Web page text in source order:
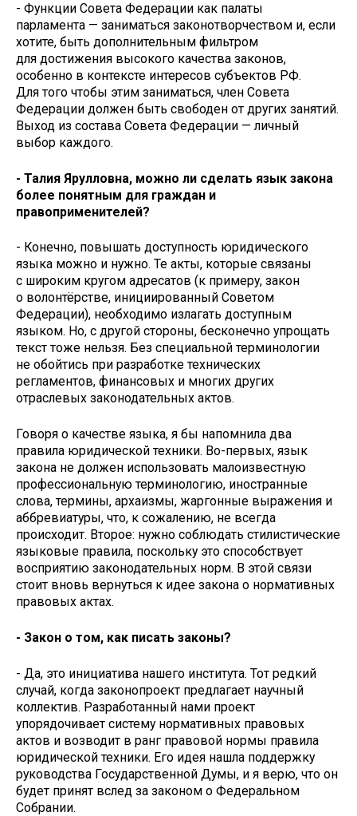
- Функции Совета Федерации как палаты
парламента — заниматься законотворчеством и, если
хотите, быть дополнительным фильтром
для достижения высокого качества законов,
особенно в контексте интересов субъектов РФ.
Для того чтобы этим заниматься, член Совета
Федерации должен быть свободен от других занятий.
Выход из состава Совета Федерации — личный
выбор каждого.
- Талия Ярулловна, можно ли сделать язык закона
более понятным для граждан и
правоприменителей?
- Конечно, повышать доступность юридического
языка можно и нужно. Те акты, которые связаны
с широким кругом адресатов (к примеру, закон
о волонтёрстве, инициированный Советом
Федерации), необходимо излагать доступным
языком. Но, с другой стороны, бесконечно упрощать
текст тоже нельзя. Без специальной терминологии
не обойтись при разработке технических
регламентов, финансовых и многих других
отраслевых законодательных актов.
Говоря о качестве языка, я бы напомнила два
правила юридической техники. Во-первых, язык
закона не должен использовать малоизвестную
профессиональную терминологию, иностранные
слова, термины, архаизмы, жаргонные выражения и
аббревиатуры, что, к сожалению, не всегда
происходит. Второе: нужно соблюдать стилистические
языковые правила, поскольку это способствует
восприятию законодательных норм. В этой связи
стоит вновь вернуться к идее закона о нормативных
правовых актах.
- Закон о том, как писать законы?
- Да, это инициатива нашего института. Тот редкий
случай, когда законопроект предлагает научный
коллектив. Разработанный нами проект
упорядочивает систему нормативных правовых
актов и возводит в ранг правовой нормы правила
юридической техники. Его идея нашла поддержку
руководства Государственной Думы, и я верю, что он
будет принят вслед за законом о Федеральном
Собрании.